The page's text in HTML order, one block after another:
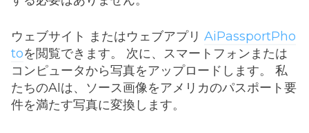
ウェブサイト またはウェブアプリ AiPassportPho
toを閲覧できます。 次に、スマートフォンまたは
コンピュータから写真をアップロードします。 私
たちのAIは、ソース画像をアメリカのパスポート要
件を満たす写真に変換します。